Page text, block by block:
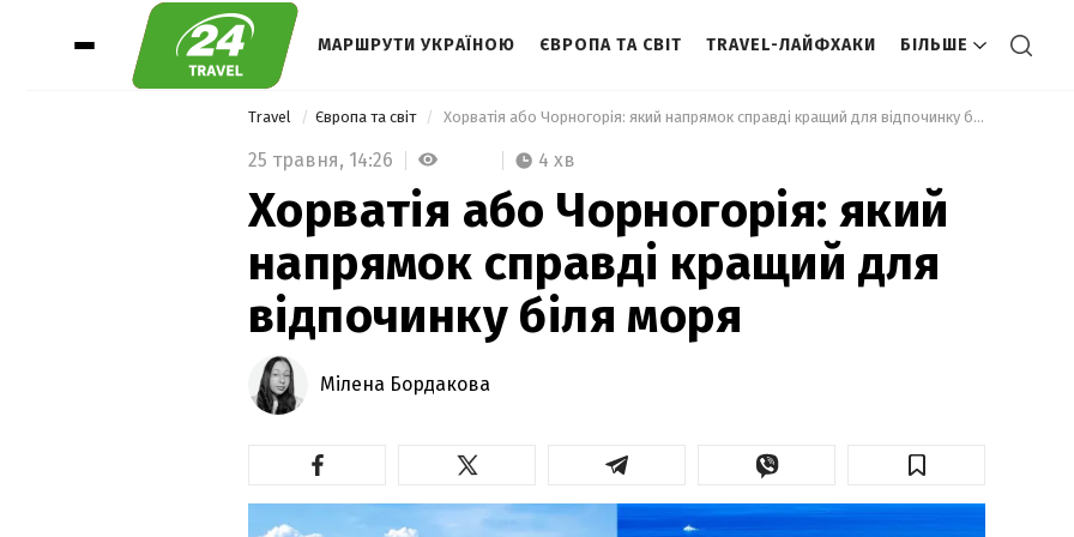
МАРШРУТИ УКРАЇНОЮ ЄВРОПА ТА СВІТ TRAVEL-ЛАЙФХАКИ БІЛЬШЕ
Travel Європа та світ Хорватія або Чорногорія: який напрямок справді кращий для відпочинку біля моря
25 травня, 14:26 4 хв
Хорватія або Чорногорія: який
напрямок справді кращий для
відпочинку біля моря
Мілена Бордакова